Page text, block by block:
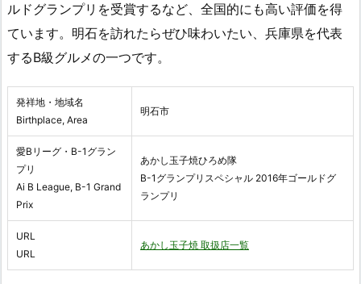
ルドグランプリを受賞するなど、全国的にも高い評価を得
ています。明石を訪れたらぜひ味わいたい、兵庫県を代表
するB級グルメの一つです。
発祥地・地域名
Birthplace, Area
明石市
愛Bリーグ・B-1グラン
プリ
Ai B League, B-1 Grand
Prix
あかし玉子焼ひろめ隊
B-1グランプリスペシャル 2016年ゴールドグ
ランプリ
URL
URL
あかし玉子焼 取扱店一覧